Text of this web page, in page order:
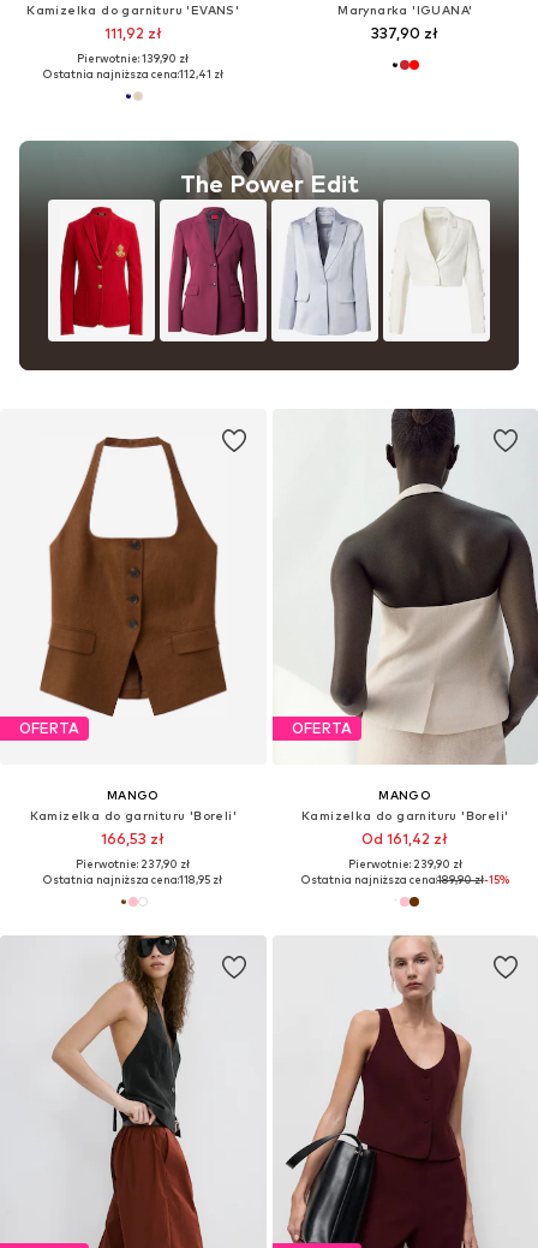
Kamizelka do garnituru 'EVANS'
111,92 zł
Pierwotnie: 139,90 zł
Ostatnia najniższa cena:112,41 zł
The Power Edit
Marynarka 'IGUANA'
337,90 zł
OFERTA
MANGO
Kamizelka do garnituru 'Boreli'
166,53 zł
Pierwotnie: 237,90 zł
Ostatnia najniższa cena:118,95 zł
OFERTA
MANGO
Kamizelka do garnituru 'Boreli'
Od 161,42 zł
Pierwotnie: 239,90 zł
Ostatnia najniższa cena:189,90 zł-15%